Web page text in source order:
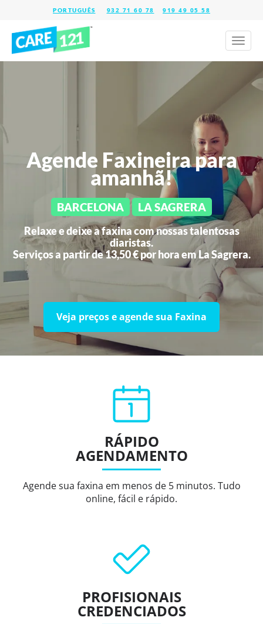
932 71 60 78 919 49 05 58
Toggle
Agende Faxineira para
amanhã!
BARCELONA LA SAGRERA
Relaxe e deixe a faxina com nossas talentosas
diaristas.
Serviços a partir de 13,50 € por hora emLa Sagrera.
Veja preços e agende sua Faxina
RÁPIDO
AGENDAMENTO
Agende sua faxina em menos de 5 minutos. Tudo
online, fácil e rápido.
PROFISIONAIS
CREDENCIADOS